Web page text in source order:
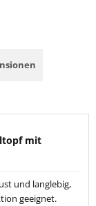
mit
und langlebig,
geeignet.